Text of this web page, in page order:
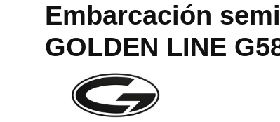
Embarcación
GOLDEN LINE